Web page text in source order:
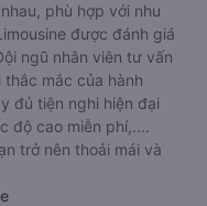
phù hợp với nhu
được đánh giá
ngũ nhân viên tư vấn
mắc của hành
đủ tiện nghi hiện đại
độ cao miễn phí,....
trở nên thoải mái và